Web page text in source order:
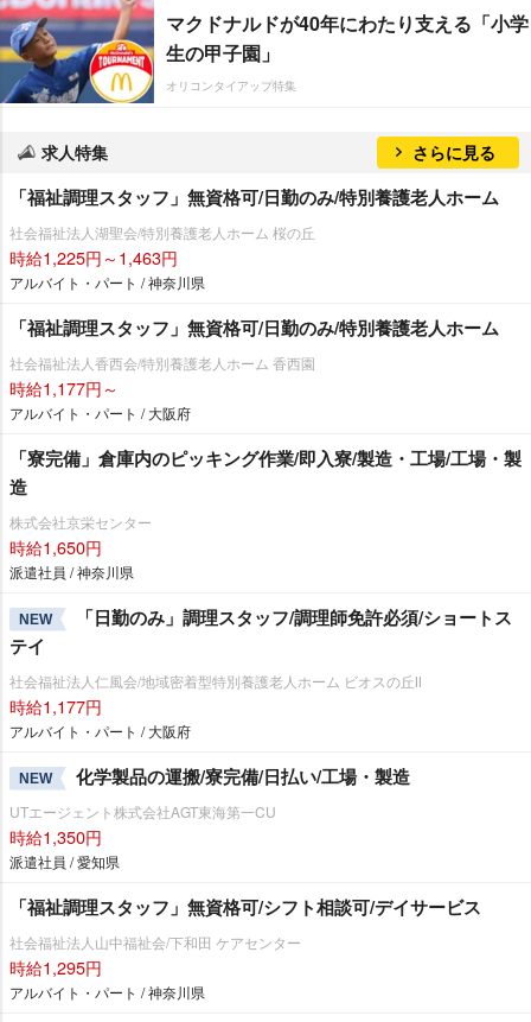
マクドナルドが40年にわたり支える「小学
生の甲子園」
オリコンタイアップ特集
求人特集 さらに見る
「福祉調理スタッフ」無資格可/日勤のみ/特別養護老人ホーム
社会福祉法人湖聖会/特別養護老人ホーム 桜の丘
時給1,225円～1,463円
アルバイト・パート / 神奈川県
「福祉調理スタッフ」無資格可/日勤のみ/特別養護老人ホーム
社会福祉法人香西会/特別養護老人ホーム 香西園
時給1,177円～
アルバイト・パート / 大阪府
「寮完備」倉庫内のピッキング作業/即入寮/製造・工場/工場・製
造
株式会社京栄センター
時給1,650円
派遣社員 / 神奈川県
NEW
「日勤のみ」調理スタッフ/調理師免許必須/ショートス
テイ
社会福祉法人仁風会/地域密着型特別養護老人ホーム ビオスの丘Ⅱ
時給1,177円
アルバイト・パート / 大阪府
NEW 化学製品の運搬/寮完備/日払い/工場・製造
UTエージェント株式会社AGT東海第一CU
時給1,350円
派遣社員 / 愛知県
「福祉調理スタッフ」無資格可/シフト相談可/デイサービス
社会福祉法人山中福祉会/下和田 ケアセンター
時給1,295円
アルバイト・パート / 神奈川県